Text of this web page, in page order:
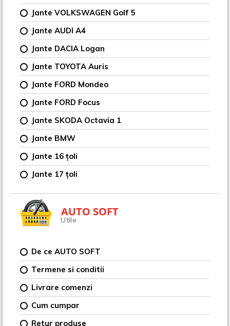
Jante VOLKSWAGEN Golf 5
Jante AUDI A4
Jante DACIA Logan
Jante TOYOTA Auris
Jante FORD Mondeo
Jante FORD Focus
Jante SKODA Octavia 1
Jante BMW
Jante 16 țoli
Jante 17 țoli
AUTO SOFT
Utile
De ce AUTO SOFT
Termene si conditii
Livrare comenzi
Cum cumpar
Retur produse